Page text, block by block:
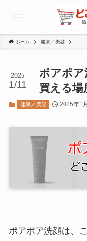
ホーム 健康／美容
ポアポア
買える場
2025
1/11
健康／美容 2025年1
ポアポア洗顔は、